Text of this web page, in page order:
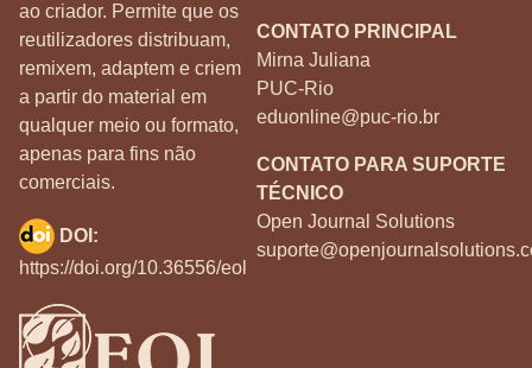
ao criador. Permite que os
reutilizadores distribuam,
remixem, adaptem e criem
a partir do material em
qualquer meio ou formato,
apenas para fins não
comerciais.
CONTATO PRINCIPAL
Mirna Juliana
PUC-Rio
eduonline@puc-rio.br
CONTATO PARA SUPORTE
TÉCNICO
Open Journal Solutions
DOI:
https://doi.org/10.36556/eol